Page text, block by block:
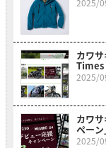
カワ
Times
2025/
カワ
ペー
2025/